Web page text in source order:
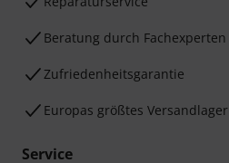
Beratung durch Fachexperten
Zufriedenheitsgarantie
Europas größtes Versandlager
Service